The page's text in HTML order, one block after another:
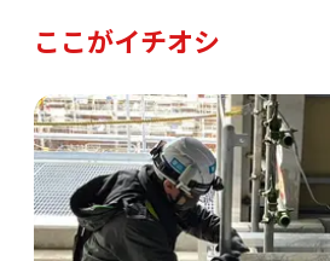
ここがイチオシ